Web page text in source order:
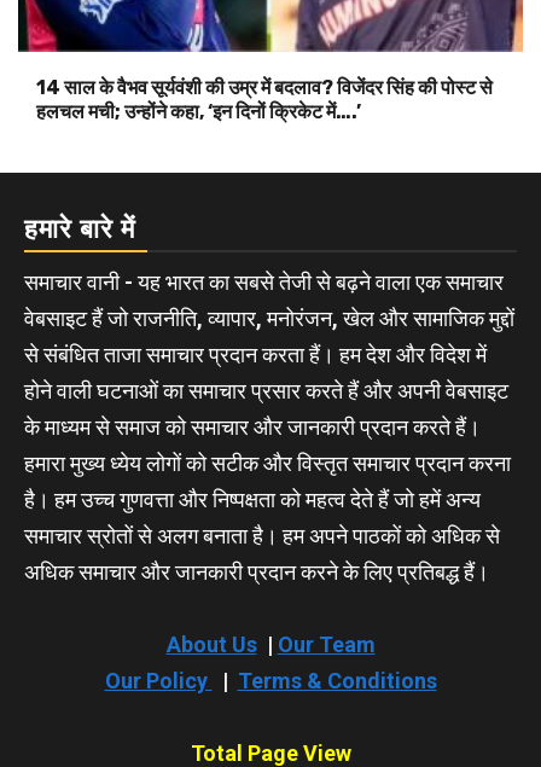
14 साल के वैभव सूर्यवंशी की उम्र में बदलाव? विजेंदर सिंह की पोस्ट से
हलचल मची; उन्होंने कहा, ‘इन दिनों क्रिकेट में….’
हमारे बारे में
समाचार वानी - यह भारत का सबसे तेजी से बढ़ने वाला एक समाचार
वेबसाइट हैं जो राजनीति, व्यापार, मनोरंजन, खेल और सामाजिक मुद्दों
से संबंधित ताजा समाचार प्रदान करता हैं। हम देश और विदेश में
होने वाली घटनाओं का समाचार प्रसार करते हैं और अपनी वेबसाइट
के माध्यम से समाज को समाचार और जानकारी प्रदान करते हैं।
हमारा मुख्य ध्येय लोगों को सटीक और विस्तृत समाचार प्रदान करना
है। हम उच्च गुणवत्ता और निष्पक्षता को महत्व देते हैं जो हमें अन्य
समाचार स्रोतों से अलग बनाता है। हम अपने पाठकों को अधिक से
अधिक समाचार और जानकारी प्रदान करने के लिए प्रतिबद्ध हैं।
About Us| Our Team
Our Policy
| Terms & Conditions
Total Page View